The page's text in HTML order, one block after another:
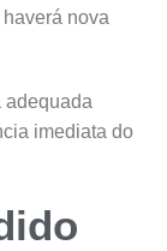
nova
adequada
imediata do